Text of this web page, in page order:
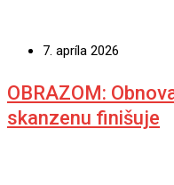
7. apríla 2026
OBRAZOM:
skanzenu finišuje